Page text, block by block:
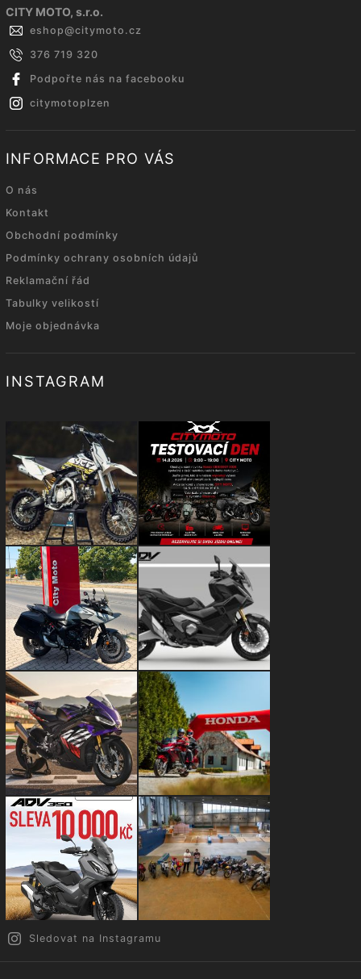
CITY MOTO, s.r.o.
eshop@citymoto.cz
376 719 320
Podpořte nás na facebooku
citymotoplzen
INFORMACE PRO VÁS
O nás
Kontakt
Obchodní podmínky
Podmínky ochrany osobních údajů
Reklamační řád
Tabulky velikostí
Moje objednávka
INSTAGRAM
Sledovat na Instagramu